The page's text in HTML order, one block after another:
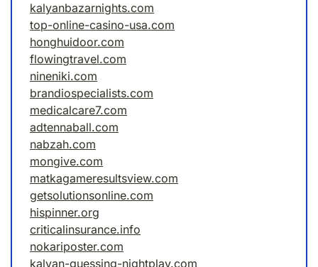
kalyanbazarnights.com
top-online-casino-usa.com
honghuidoor.com
flowingtravel.com
nineniki.com
brandiospecialists.com
medicalcare7.com
adtennaball.com
nabzah.com
mongive.com
matkagameresultsview.com
getsolutionsonline.com
hispinner.org
criticalinsurance.info
nokariposter.com
kalyan-guessing-nightplay.com